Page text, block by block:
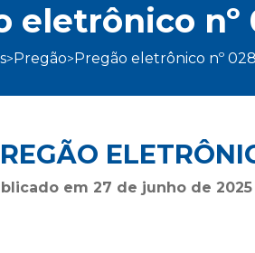
eletrônico nº
> pregão> pregão eletrônico nº
em 27 de junho de 2025